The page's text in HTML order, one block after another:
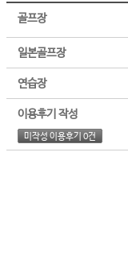
골프장
일본골프장
연습장
이용후기 작성
미작성 이용후기 0건